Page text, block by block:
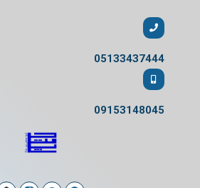
05133437444
09153148045